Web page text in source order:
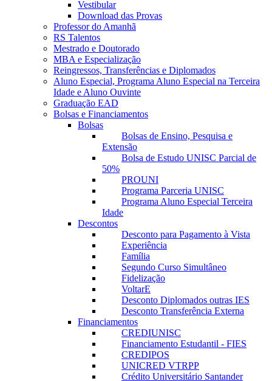
Vestibular
Download das Provas
Professor do Amanhã
RS Talentos
Mestrado e Doutorado
MBA e Especialização
Reingressos, Transferências e Diplomados
Aluno Especial, Programa Aluno Especial na Terceira
Idade e Aluno Ouvinte
Graduação EAD
Bolsas e Financiamentos
Bolsas
Bolsas de Ensino, Pesquisa e
Extensão
Bolsa de Estudo UNISC Parcial de
50%
PROUNI
Programa Parceria UNISC
Programa Aluno Especial Terceira
Idade
Descontos
Desconto para Pagamento à Vista
Experiência
Família
Segundo Curso Simultâneo
Fidelização
VoltarE
Desconto Diplomados outras IES
Desconto Transferência Externa
Financiamentos
CREDIUNISC
Financiamento Estudantil - FIES
CREDIPOS
UNICRED VTRPP
Crédito Universitário Santander